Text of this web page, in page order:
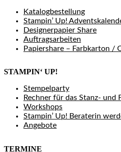
Katalogbestellung
Stampin’ Up!
Designerpapier Share
Auftragsarbeiten
Papiershare – Farbkarton /
STAMPIN‘ UP!
Stempelparty
Rechner für das Stanz- und
Workshops
Stampin’ Up! Beraterin
Angebote
TERMINE